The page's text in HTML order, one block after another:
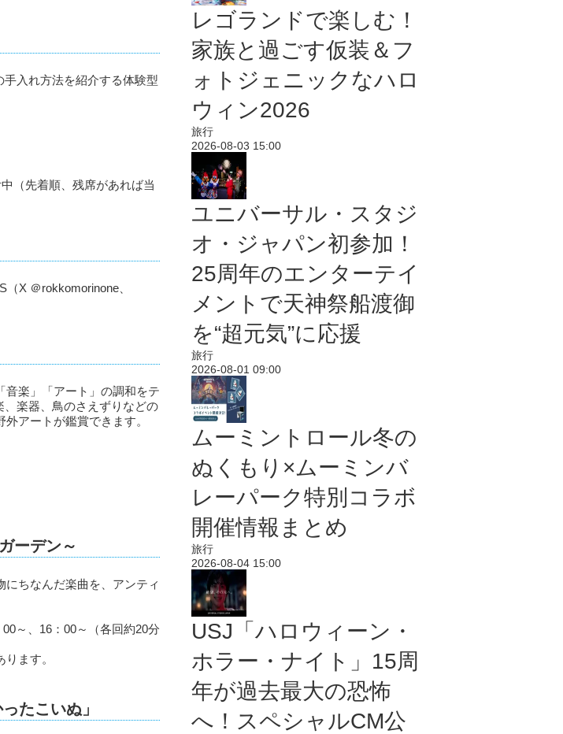
入れ方法を紹介する体験型
（先着順、残席があれば当
X ＠rokkomorinone、
音楽」「アート」の調和をテ
楽器、鳥のさえずりなどの
アートが鑑賞できます。
ーデン～
にちなんだ楽曲を、アンティ
～、16：00～（各回約20分
ます。
たこいぬ」
レゴランドで楽しむ！
家族と過ごす仮装＆フ
ォトジェニックなハロ
ウィン2026
旅行
2026-08-03 15:00
ユニバーサル・スタジ
オ・ジャパン初参加！
25周年のエンターテイ
メントで天神祭船渡御
を“超元気”に応援
旅行
2026-08-01 09:00
ムーミントロール冬の
ぬくもり×ムーミンバ
レーパーク特別コラボ
開催情報まとめ
旅行
2026-08-04 15:00
USJ「ハロウィーン・
ホラー・ナイト」15周
年が過去最大の恐怖
へ！スペシャルCM公